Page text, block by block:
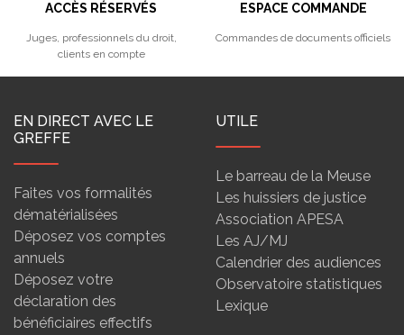
ACCÈS RÉSERVÉS
Juges, professionnels du droit,
clients en compte
ESPACE COMMANDE
Commandes de documents officiels
EN DIRECT AVEC LE
GREFFE
Faites vos formalités
dématérialisées
Déposez vos comptes
annuels
Déposez votre
déclaration des
bénéficiaires effectifs
UTILE
Le barreau de la Meuse
Les huissiers de justice
Association APESA
Les AJ/MJ
Calendrier des audiences
Observatoire statistiques
Lexique